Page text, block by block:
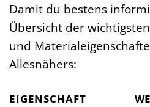
Damit du bestens
Übersicht der
und
Allesnähers:
EIGENSCHAFT